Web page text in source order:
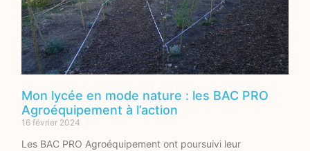
Mon lycée en mode nature : les BAC PRO
Agroéquipement à l’action
16 février 2024
Les BAC PRO Agroéquipement ont poursuivi leur